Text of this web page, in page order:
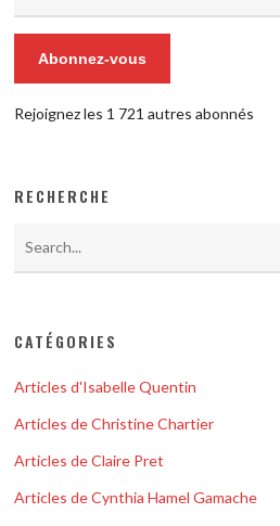
Abonnez-vous
Rejoignez les 1 721 autres abonnés
RECHERCHE
CATÉGORIES
Articles d'Isabelle Quentin
Articles de Christine Chartier
Articles de Claire Pret
Articles de Cynthia Hamel Gamache